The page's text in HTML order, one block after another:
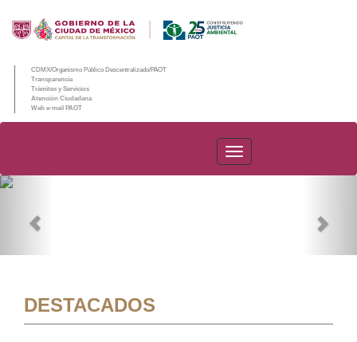
CDMX/Organismo Público Descentralizado/PAOT
Transparencia
Trámites y Servicios
Atención Ciudadana
Web e-mail PAOT
PAOT
DESTACADOS